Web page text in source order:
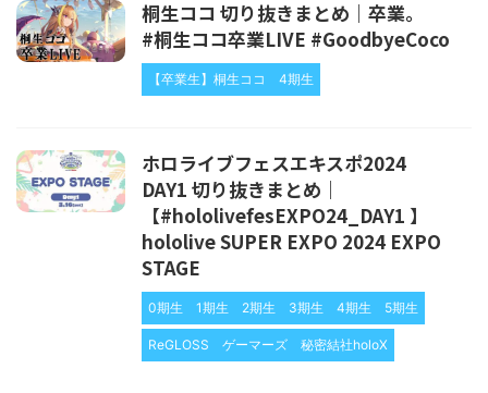
桐生ココ 切り抜きまとめ｜卒業。
#桐生ココ卒業LIVE #GoodbyeCoco
【卒業生】桐生ココ 4期生
ホロライブフェスエキスポ2024
DAY1 切り抜きまとめ｜
【#hololivefesEXPO24_DAY1 】
hololive SUPER EXPO 2024 EXPO
STAGE
0期生 1期生 2期生 3期生 4期生 5期生
ReGLOSS ゲーマーズ 秘密結社holoX